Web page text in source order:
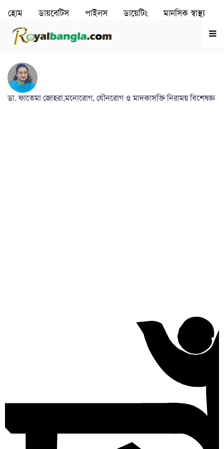
হোম ডায়বেটিস পাইলস ডায়েটিং মানসিক স্বাস্থ‌্য
রূপচর্চা হৃদরোগ
ডা. ফাতেমা জোহরা,মনোরোগ, যৌনরোগ ও মাদকাসক্তি নিরাময় বিশেষজ্ঞ